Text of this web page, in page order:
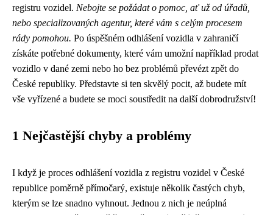
registru vozidel. Nebojte se požádat o pomoc, ať už od úřadů,
nebo specializovaných agentur, které vám s celým procesem
rády pomohou. Po úspěšném odhlášení vozidla v zahraničí
získáte potřebné dokumenty, které vám umožní například prodat
vozidlo v dané zemi nebo ho bez problémů převézt zpět do
České republiky. Představte si ten skvělý pocit, až budete mít
vše vyřízené a budete se moci soustředit na další dobrodružství!
1 Nejčastější chyby a problémy
I když je proces odhlášení vozidla z registru vozidel v České
republice poměrně přímočarý, existuje několik častých chyb,
kterým se lze snadno vyhnout. Jednou z nich je neúplná